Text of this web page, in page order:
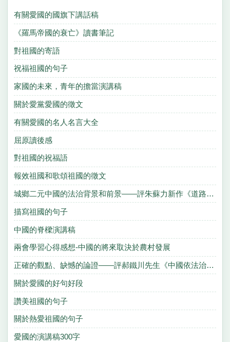
有關愛國的國旗下講話稿
《羅馬帝國的衰亡》讀書筆記
對祖國的寄語
祝福祖國的句子
家國的未來，青年的擔當演講稿
關於愛黨愛國的徵文
有關愛國的名人名言大全
屈原讀後感
對祖國的祝福語
報效祖國和歌頌祖國的徵文
城鄉二元中國的法治背景和前景——評朱蘇力新作《道路通向城市》
描寫祖國的句子
中國的脊樑演講稿
兩會學習心得感想-中國的將來取決於農村發展
正確的觀點、缺憾的論證——評郝鐵川先生《中國依法治國的漸進性》一文
關於愛國的好句好段
讚美祖國的句子
關於熱愛祖國的句子
愛國的演講稿300字